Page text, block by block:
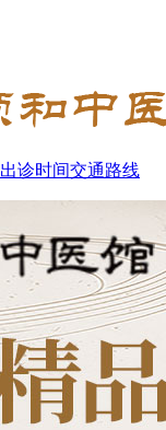
出诊时间交通路线